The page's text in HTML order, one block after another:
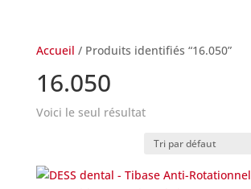
Accueil / Produits identifiés “16.050”
16.050
Voici le seul résultat